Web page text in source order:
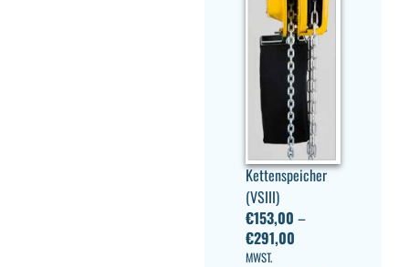
Kettenspeicher
(VSIII)
€153,00 –
€291,00
MWST.